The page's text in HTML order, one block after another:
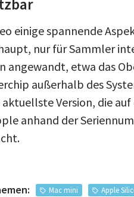
einige spannende
nur für Sammler
angewandt, etwa das
außerhalb des
aktuellste Version, die
anhand der
Mac mini Apple